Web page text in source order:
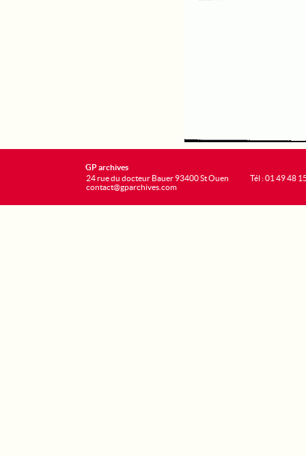
GP archives
24 rue du docteur Bauer 93400 St Ouen
contact@gparchives.com
Tél : 01 49 48